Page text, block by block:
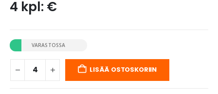
4 kpl: €
VARASTOSSA
LISÄÄ OSTOSKORIIN